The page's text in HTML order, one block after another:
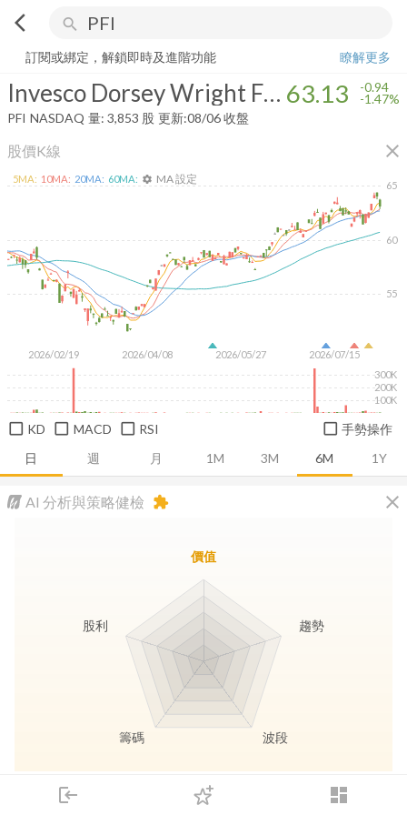
arrow_back_ios search
login dashboard
下單
Invesco Dorsey Wright Financial Momentum ETF
訂閱或綁定，解鎖即時及進階功能
瞭解更多
Invesco Dorsey Wright Financial Momentum ETF 63.13 -0.94
-1.47%
PFI NASDAQ 量: 3,853 股 更新:08/06 收盤
股價K線 close
日 週 月 1M 3M 6M 1Y
2026/02/19 2026/04/08 2026/05/27 2026/07/15
55
60
65
100K
200K
300K
5MA: 10MA: 20MA: 60MA: settings MA 設定
KD MACD RSI 手勢操作
AI 分析與策略健檢 close
extension
長線價值 存股收息
價值
趨勢
波段
籌碼
股利